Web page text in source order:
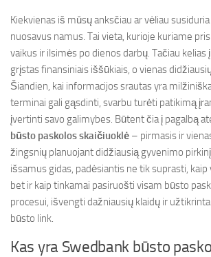
Kiekvienas iš mūsų anksčiau ar vėliau
nuosavus namus. Tai vieta, kurioje kuriame
vaikus ir ilsimės po dienos darbų. Tačiau kelias
grįstas finansiniais iššūkiais, o vienas
Šiandien, kai informacijos srautas yra
terminai gali gąsdinti, svarbu turėti patikimą
įvertinti savo galimybes. Būtent čia į pagalbą
būsto paskolos skaičiuoklė – pirmasis ir
žingsnių planuojant didžiausią gyvenimo
išsamus gidas, padėsiantis ne tik suprasti, kaip
bet ir kaip tinkamai pasiruošti visam būsto
procesui, išvengti dažniausių klaidų ir
būsto link.
Kas yra Swedbank būsto